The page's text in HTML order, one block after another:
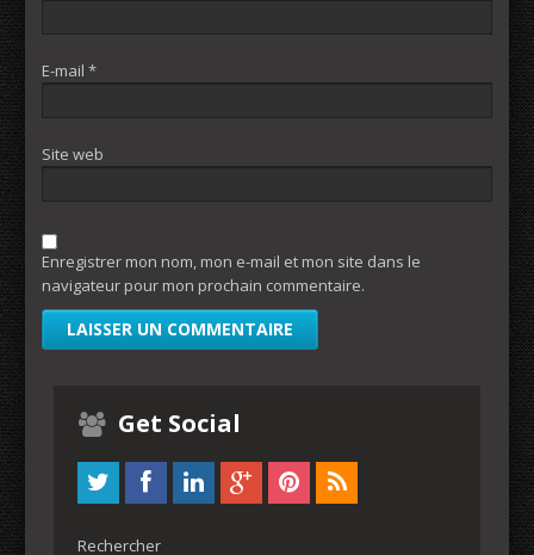
E-mail *
Site web
Enregistrer mon nom, mon e-mail et mon site dans le
navigateur pour mon prochain commentaire.
Get Social
Rechercher